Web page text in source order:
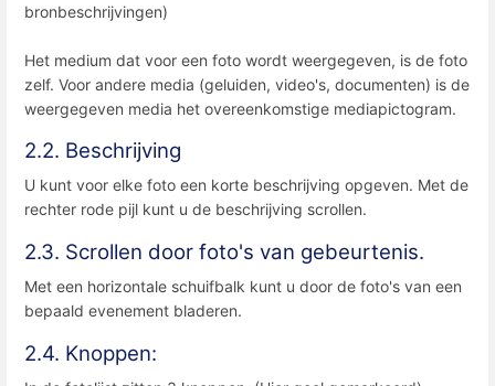
bronbeschrijvingen)
Het medium dat voor een foto wordt weergegeven, is de foto
zelf. Voor andere media (geluiden, video's, documenten) is de
weergegeven media het overeenkomstige mediapictogram.
2.2. Beschrijving
U kunt voor elke foto een korte beschrijving opgeven. Met de
rechter rode pijl kunt u de beschrijving scrollen.
2.3. Scrollen door foto's van gebeurtenis.
Met een horizontale schuifbalk kunt u door de foto's van een
bepaald evenement bladeren.
2.4. Knoppen: